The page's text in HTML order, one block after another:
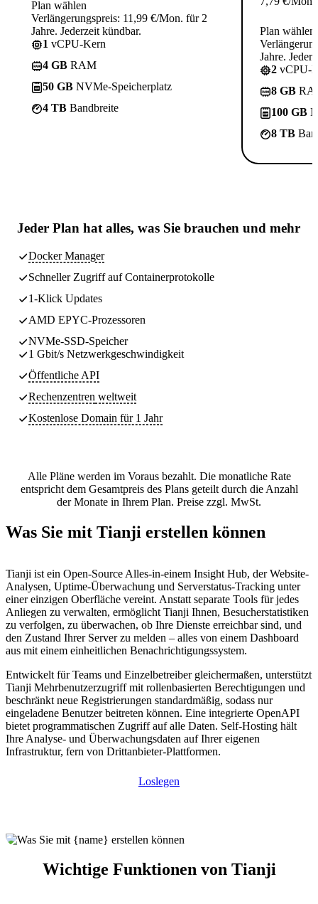
Plan wählen
Verlängerungspreis: 11,99 €/Mon. für 2
Jahre. Jederzeit kündbar.
1 vCPU-Kern
4 GB RAM
50 GB NVMe-Speicherplatz
4 TB Bandbreite
Plan wählen
Jahre.
2 vCPU-
8 GB
100 GB
8 TB
Jeder Plan hat alles, was Sie brauchen und mehr
Docker Manager
Schneller Zugriff auf Containerprotokolle
1-Klick Updates
AMD EPYC-Prozessoren
NVMe-SSD-Speicher
1 Gbit/s Netzwerkgeschwindigkeit
Öffentliche API
Rechenzentren weltweit
Kostenlose Domain für 1 Jahr
Alle Pläne werden im Voraus bezahlt. Die monatliche Rate
entspricht dem Gesamtpreis des Plans geteilt durch die Anzahl
der Monate in Ihrem Plan. Preise zzgl. MwSt.
Was Sie mit Tianji erstellen können
Tianji ist ein Open-Source Alles-in-einem Insight Hub, der Website-
Analysen, Uptime-Überwachung und Serverstatus-Tracking unter
einer einzigen Oberfläche vereint. Anstatt separate Tools für jedes
Anliegen zu verwalten, ermöglicht Tianji Ihnen, Besucherstatistiken
zu verfolgen, zu überwachen, ob Ihre Dienste erreichbar sind, und
den Zustand Ihrer Server zu melden – alles von einem Dashboard
aus mit einem einheitlichen Benachrichtigungssystem.
Entwickelt für Teams und Einzelbetreiber gleichermaßen, unterstützt
Tianji Mehrbenutzerzugriff mit rollenbasierten Berechtigungen und
beschränkt neue Registrierungen standardmäßig, sodass nur
eingeladene Benutzer beitreten können. Eine integrierte OpenAPI
bietet programmatischen Zugriff auf alle Daten. Self-Hosting hält
Ihre Analyse- und Überwachungsdaten auf Ihrer eigenen
Infrastruktur, fern von Drittanbieter-Plattformen.
Loslegen
Wichtige Funktionen von Tianji